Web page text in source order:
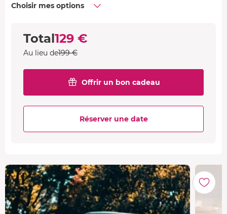
Choisir mes options
Total129 €
Au lieu de199 €
Offrir un bon cadeau
Réserver une date